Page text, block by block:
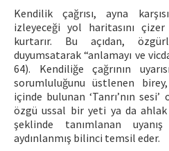
Kendilik çağrısı, ayna
izleyeceği yol haritasını
kurtarır. Bu açıdan,
duyumsatarak “anlamayı ve
64). Kendiliğe çağrının
sorumluluğunu üstlenen
içinde bulunan ‘Tanrı’nın
özgü ussal bir yeti ya da ahlak
şeklinde tanımlanan
aydınlanmış bilinci temsil eder.